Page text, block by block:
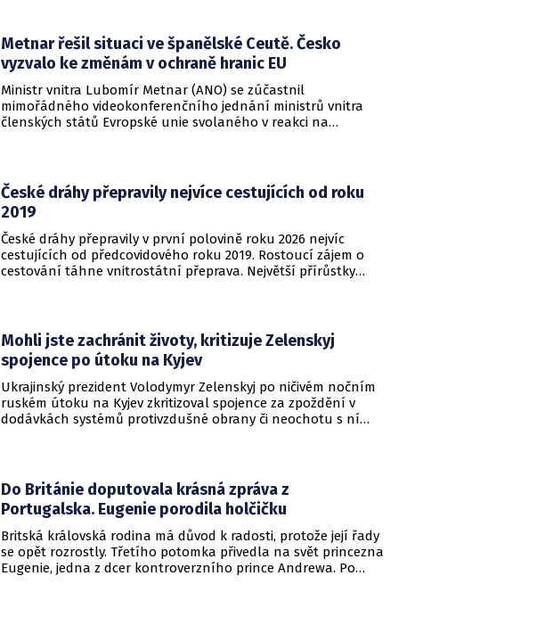
Metnar řešil situaci ve španělské Ceutě. Česko
vyzvalo ke změnám v ochraně hranic EU
Ministr vnitra Lubomír Metnar (ANO) se zúčastnil
mimořádného videokonferenčního jednání ministrů vnitra
členských států Evropské unie svolaného v reakci na
České dráhy přepravily nejvíce cestujících od roku
2019
České dráhy přepravily v první polovině roku 2026 nejvíc
cestujících od předcovidového roku 2019. Rostoucí zájem o
cestování táhne vnitrostátní přeprava. Největší přírůstky
individuálním motorismem.
Mohli jste zachránit životy, kritizuje Zelenskyj
spojence po útoku na Kyjev
Ukrajinský prezident Volodymyr Zelenskyj po ničivém nočním
ruském útoku na Kyjev zkritizoval spojence za zpoždění v
dodávkách systémů protivzdušné obrany či neochotu s ní
Do Británie doputovala krásná zpráva z
Portugalska. Eugenie porodila holčičku
Britská královská rodina má důvod k radosti, protože její řady
se opět rozrostly. Třetího potomka přivedla na svět princezna
Eugenie, jedna z dcer kontroverzního prince Andrewa. Po